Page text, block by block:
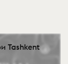
Tashkent